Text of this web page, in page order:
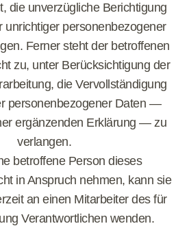
die unverzügliche Berichtigung
unrichtiger personenbezogener
Ferner steht der betroffenen
zu, unter Berücksichtigung der
die Vervollständigung
personenbezogener Daten —
ergänzenden Erklärung — zu
verlangen.
betroffene Person dieses
in Anspruch nehmen, kann sie
an einen Mitarbeiter des für
Verantwortlichen wenden.